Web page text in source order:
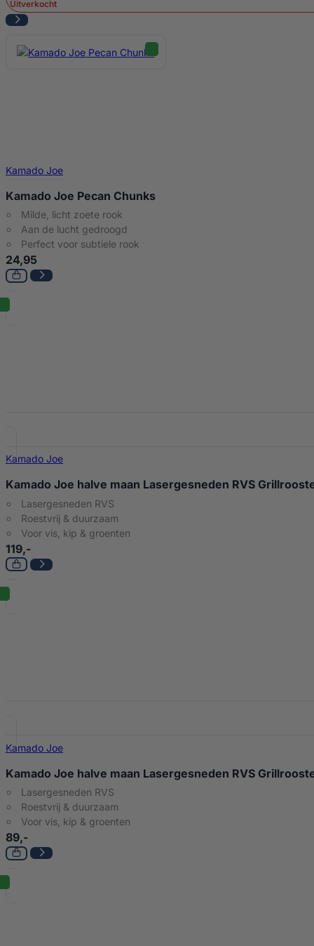
Uitverkocht
Kamado Joe
Kamado Joe Pecan Chunks
Milde, licht zoete rook
Aan de lucht gedroogd
Perfect voor subtiele rook
24,95
Kamado Joe
Kamado Joe halve maan Lasergesneden RVS
Lasergesneden RVS
Roestvrij & duurzaam
Voor vis, kip & groenten
119,-
Kamado Joe
Kamado Joe halve maan Lasergesneden RVS
Lasergesneden RVS
Roestvrij & duurzaam
Voor vis, kip & groenten
89,-